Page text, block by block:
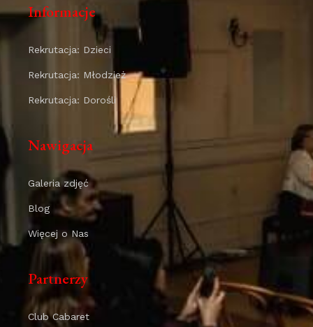
Informacje
Rekrutacja: Dzieci
Rekrutacja: Młodzież
Rekrutacja: Dorośli
Nawigacja
Galeria zdjęć
Blog
Więcej o Nas
Partnerzy
Club Cabaret